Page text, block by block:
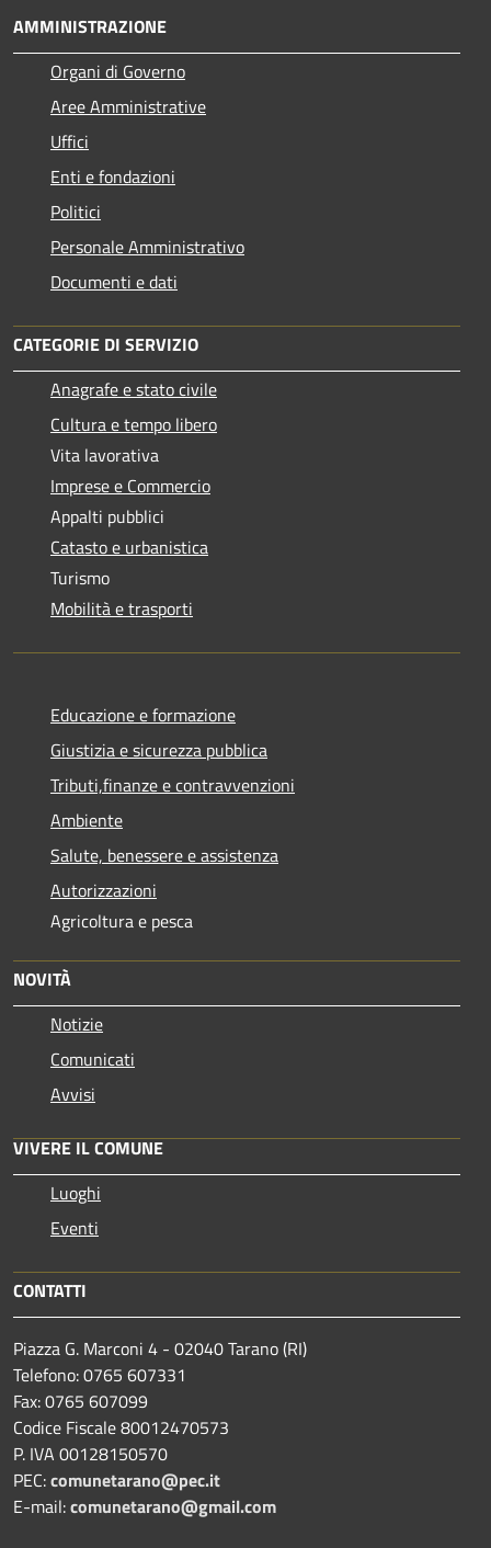
AMMINISTRAZIONE
Organi di Governo
Aree Amministrative
Uffici
Enti e fondazioni
Politici
Personale Amministrativo
Documenti e dati
CATEGORIE DI SERVIZIO
Anagrafe e stato civile
Cultura e tempo libero
Vita lavorativa
Imprese e Commercio
Appalti pubblici
Catasto e urbanistica
Turismo
Mobilità e trasporti
Educazione e formazione
Giustizia e sicurezza pubblica
Tributi,finanze e contravvenzioni
Ambiente
Salute, benessere e assistenza
Autorizzazioni
Agricoltura e pesca
NOVITÀ
Notizie
Comunicati
Avvisi
VIVERE IL COMUNE
Luoghi
Eventi
CONTATTI
Piazza G. Marconi 4 - 02040 Tarano (RI)
Telefono: 0765 607331
Fax: 0765 607099
Codice Fiscale 80012470573
P. IVA 00128150570
PEC:comunetarano@pec.it
E-mail:comunetarano@gmail.com